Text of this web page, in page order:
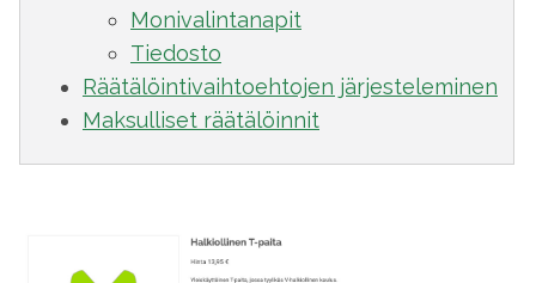
Monivalintanapit
Tiedosto
Räätälöintivaihtoehtojen järjesteleminen
Maksulliset räätälöinnit